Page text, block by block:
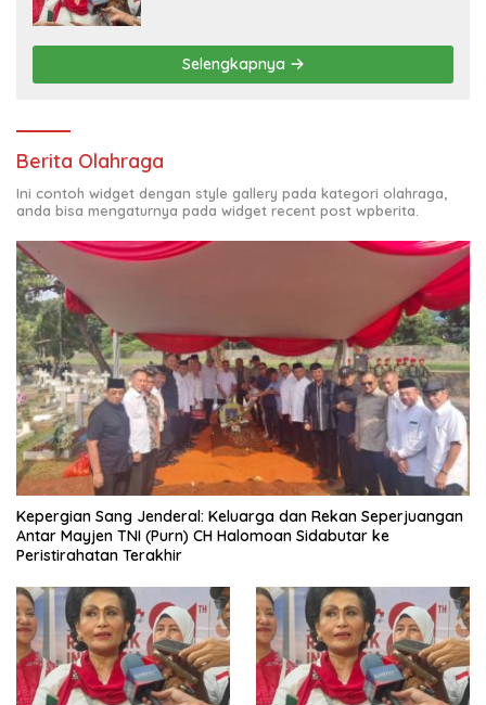
Selengkapnya
Berita Olahraga
Ini contoh widget dengan style gallery pada kategori olahraga,
anda bisa mengaturnya pada widget recent post wpberita.
Kepergian Sang Jenderal: Keluarga dan Rekan Seperjuangan
Antar Mayjen TNI (Purn) CH Halomoan Sidabutar ke
Peristirahatan Terakhir